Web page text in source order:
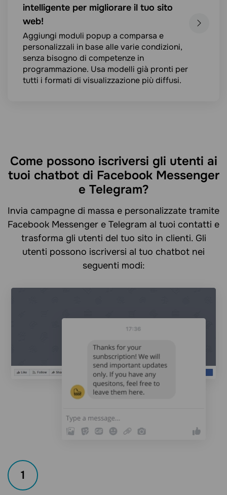
intelligente per migliorare il tuo sito
web!
Aggiungi moduli popup a comparsa e
personalizzali in base alle varie condizioni,
senza bisogno di competenze in
programmazione. Usa modelli già pronti per
tutti i formati di visualizzazione più diffusi.
Come possono iscriversi gli utenti ai
tuoi chatbot di Facebook Messenger
e Telegram?
Invia campagne di massa e personalizzate tramite
Facebook Messenger e Telegram al tuoi contatti e
trasforma gli utenti del tuo sito in clienti. Gli
utenti possono iscriversi al tuo chatbot nei
seguenti modi:
1